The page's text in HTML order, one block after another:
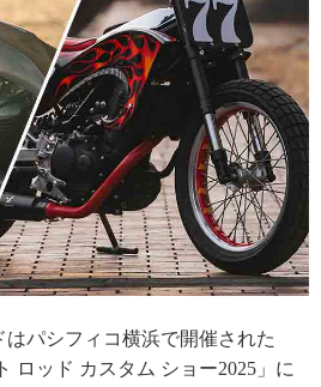
はパシフィコ横浜で開催された
ロッド カスタム ショー2025」に